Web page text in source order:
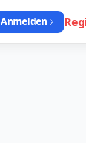
Anmelden